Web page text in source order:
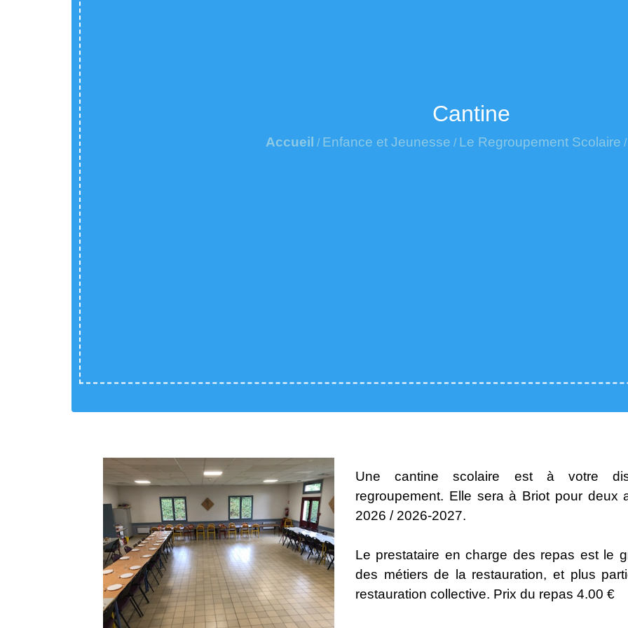
Cantine
Accueil / Enfance et Jeunesse / Le Regroupement Scolaire /
Une cantine scolaire est à votre
regroupement. Elle sera à Briot pour
2026 / 2026-2027.
Le prestataire en charge des repas est le
des métiers de la restauration, et plus
restauration collective. Prix du repas 4.00 €